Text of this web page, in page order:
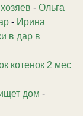
- Ольга
- Ирина
в дар в
котенок 2 мес
дом -